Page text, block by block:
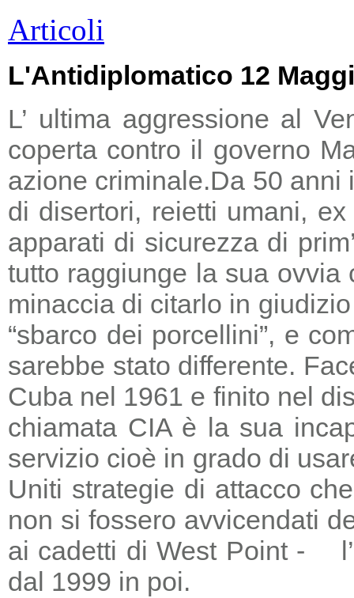
Articoli
L'Antidiplomatico 12
L’ ultima aggressione al
coperta contro il governo
azione criminale.Da 50 anni
di disertori, reietti umani,
apparati di sicurezza di
tutto raggiunge la sua
minaccia di citarlo in
“sbarco dei porcellini”, e
sarebbe stato differente.
Cuba nel 1961 e finito nel
chiamata CIA è la sua
servizio cioè in grado di
Uniti strategie di attacco
non si fossero avvicendati
ai cadetti di West Point - l’
dal 1999 in poi.